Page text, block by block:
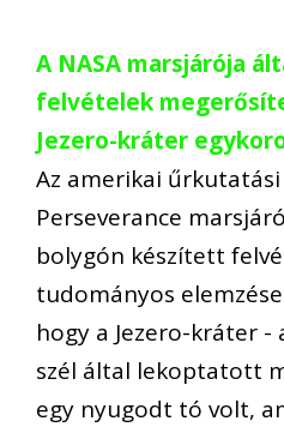
A NASA marsjárója
felvételek
Jezero-kráter
Az amerikai
Perseverance
bolygón készített
tudományos
hogy a Jezero-kráter -
szél által lekoptatott
egy nyugodt tó volt,